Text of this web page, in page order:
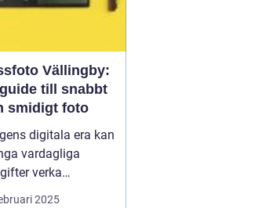
Vällingby:
till snabbt
smidigt foto
digitala era kan
vardagliga
verka
Att
2025